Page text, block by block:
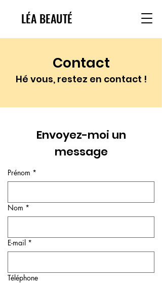
LÉA BEAUTÉ
Contact
Hé vous, restez en contact !
Envoyez-moi un
message
Prénom *
Nom *
E-mail *
Téléphone